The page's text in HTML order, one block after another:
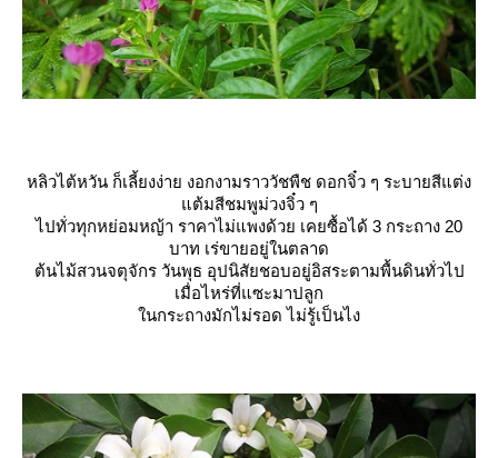
หลิวไต้หวัน ก็เลี้ยงง่าย งอกงามราววัชพืช ดอกจิ๋ว ๆ ระบายสีแต่ง
ต้มสีชมพูม่วงจิ๋ว ๆ
ไปทั่วทุกหย่อมหญ้า ราคาไม่แพงด้วย เคยซื้อได้ 3 กระถาง 20
บาท เร่ขายอยู่ในตลาด
ต้นไม้สวนจตุจักร วันพุธ อุปนิสัยชอบอยู่อิสระตามพื้นดินทั่วไป
เมื่อไหร่ที่แซะมาปลูก
นกระถางมักไม่รอด ไม่รู้เป็นไง